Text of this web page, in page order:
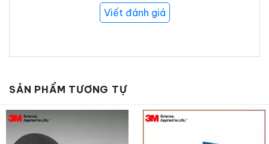
Đa năng: Sản phẩm phù hợp để sử
thể tái sử dụng, chống rách, vỡ vụn, xé
lại tuổi thọ lâu dài và hữu ích.
Viết đánh giá
SẢN PHẨM TƯƠNG TỰ